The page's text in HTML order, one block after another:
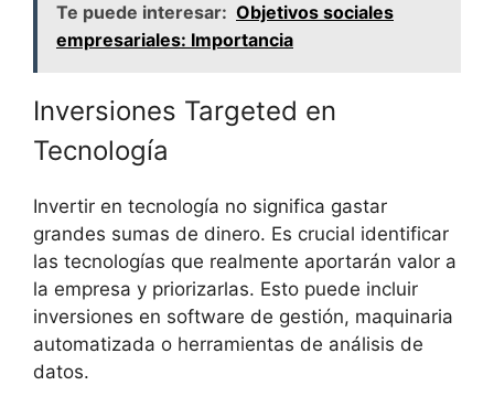
Te puede interesar: Objetivos sociales
empresariales: Importancia
Inversiones Targeted en
Tecnología
Invertir en tecnología no significa gastar
grandes sumas de dinero. Es crucial identificar
las tecnologías que realmente aportarán valor a
la empresa y priorizarlas. Esto puede incluir
inversiones en software de gestión, maquinaria
automatizada o herramientas de análisis de
datos.